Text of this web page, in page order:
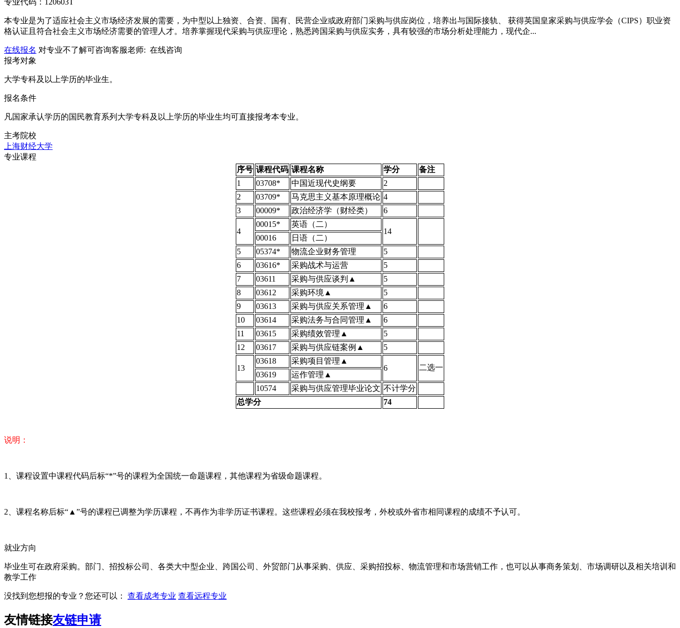
专业代码：120603T
本专业是为了适应社会主义市场经济发展的需要，为中型以上独资、合资、国有、民营企业或政府部门采购与供应岗位，培养出与国际接轨、 获得英国皇家采购与供应学会（CIPS）职业资
格认证且符合社会主义市场经济需要的管理人才。培养掌握现代采购与供应理论，熟悉跨国采购与供应实务，具有较强的市场分析处理能力，现代企...
在线报名 对专业不了解可咨询客服老师: 在线咨询
报考对象
大学专科及以上学历的毕业生。
报名条件
凡国家承认学历的国民教育系列大学专科及以上学历的毕业生均可直接报考本专业。
主考院校
上海财经大学
专业课程
序号 课程代码 课程名称 学分
备注
1
03708* 中国近现代史纲要
2
2
03709* 马克思主义基本原理概论 4
3
00009* 政治经济学（财经类） 6
4
00015*
英语（二）
14
00016
日语（二）
5
05374* 物流企业财务管理
5
6
03616* 采购战术与运营
5
7
03611 采购与供应谈判▲
5
8
03612 采购环境▲
5
9
03613 采购与供应关系管理▲
6
10
03614 采购法务与合同管理▲
6
11
03615 采购绩效管理▲
5
12
03617 采购与供应链案例▲ 5
13
03618
采购项目管理▲
6
二选一
03619
运作管理▲
10574
采购与供应管理毕业论文 不计学分
总学分
74
说明：
1、课程设置中课程代码后标“*”号的课程为全国统一命题课程，其他课程为省级命题课程。
2、课程名称后标“▲”号的课程已调整为学历课程，不再作为非学历证书课程。这些课程必须在我校报考，外校或外省市相同课程的成绩不予认可。
就业方向
毕业生可在政府采购。部门、招投标公司、各类大中型企业、跨国公司、外贸部门从事采购、供应、采购招投标、物流管理和市场营销工作，也可以从事商务策划、市场调研以及相关培训和
教学工作
没找到您想报的专业？您还可以： 查看成考专业 查看远程专业
友情链接友链申请